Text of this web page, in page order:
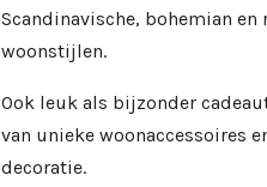
Scandinavische, bohemian en
woonstijlen.
Ook leuk als bijzonder
van unieke woonaccessoires
decoratie.